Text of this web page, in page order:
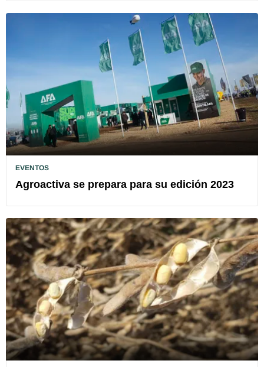
EVENTOS
Agroactiva se prepara para su edición 2023